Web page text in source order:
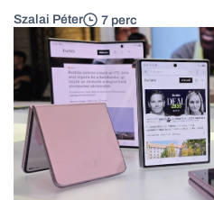
Szalai Péter 7 perc